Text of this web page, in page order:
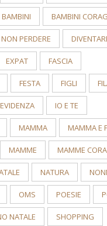
BAMBINI BAMBINI
PERDERE
EXPAT FASCIA
FESTA FIGLI
IO E TE
MAMMA MAMMA E
MAMME MAMME
NATURA
OMS POESIE
NATALE SHOPPING